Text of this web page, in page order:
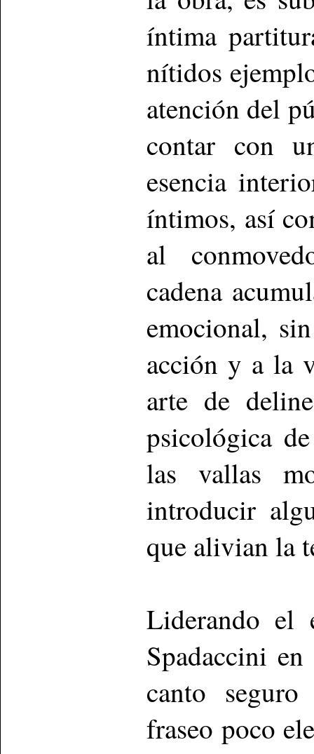
íntima
nítidos
atención del
contar con
esencia
íntimos, así
al
cadena
emocional,
acción y a la
arte de
psicológica
las vallas
introducir
que alivian la
Liderando el
Spadaccini
canto
fraseo poco